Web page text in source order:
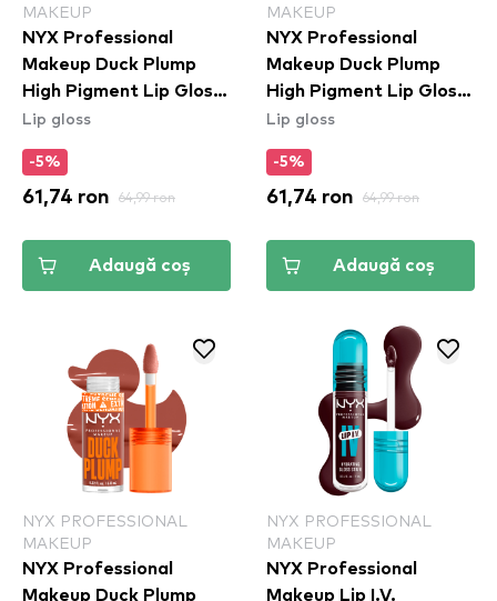
MAKEUP
NYX Professional
Makeup Duck Plump
High Pigment Lip Gloss
- 22 Flippin' Slime
Lip gloss
-5%
61,74 ron 64,99 ron
Adaugă coș
MAKEUP
NYX Professional
Makeup Duck Plump
High Pigment Lip Gloss
- Lilac On Lock
Lip gloss
-5%
61,74 ron 64,99 ron
Adaugă coș
NYX PROFESSIONAL
MAKEUP
NYX Professional
Makeup Duck Plump
NYX PROFESSIONAL
MAKEUP
NYX Professional
Makeup Lip I.V.